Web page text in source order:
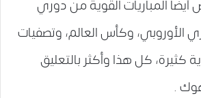
المباريات القوية من دوري
الأوروبي، وكأس العالم، وتصفيات
كثيرة، كل هذا وأكثر بالتعليق
.